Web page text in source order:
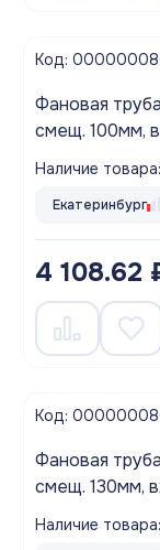
Код:
Фановая
смещ. 100мм,
Наличие товара:
Екатеринбург
4 108.62
Код:
Фановая
смещ. 130мм,
Наличие товара: